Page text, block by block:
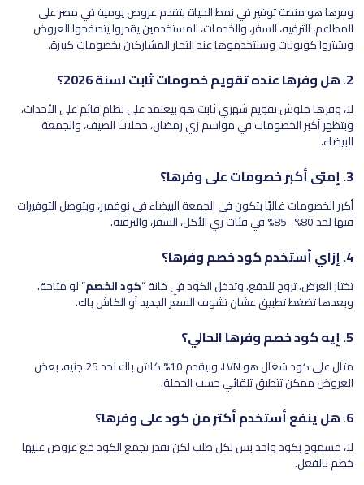
وفرها هو منصة توفير في نمط الحياة بتقدم عروض يومية في مصر على
المطاعم، الترفيه، السفر، والخدمات، المستخدمين يقدروا يتصفحوا العروض
ويشتروا كوبونات ويستخدموها عند التجار المشاركين بخصومات كبيرة.
2. هل وفرها عنده تقويم خصومات ثابت لسنة 2026؟
لا، وفرها ملوش تقويم شهري ثابت هو بيعتمد على نظام قائم على الأحداث،
وبتظهر أكبر الخصومات في مواسم زي رمضان، حملات الصيف، والجمعة
البيضاء.
3. إمتى أكبر خصومات على وفرها؟
أكبر الخصومات غالبًا بتكون في الجمعة البيضاء في نوفمبر، وبتوصل التوفيرات
فيها لحد 80%–85% في فئات زي الأكل، السفر، والترفيه.
4. إزاي أستخدم كود خصم وفرها؟
تختار العرض، تروح للدفع، وتدخل الكود في خانة “كود الخصم” لو متاحة،
وبعدها تضغط تطبيق عشان تشوف السعر الجديد أو الكاش باك.
5. إيه كود خصم وفرها الحالي؟
مثال على كود شغال هو LVN، وبيقدم 10% كاش باك لحد 25 جنيه، بعض
العروض ممكن تتطبق تلقائي حسب الحملة.
6. هل ينفع أستخدم أكتر من كود على وفرها؟
لا، مسموح بكود واحد بس لكل طلب لكن تقدر تجمع الكود مع عروض عليها
خصم بالفعل.